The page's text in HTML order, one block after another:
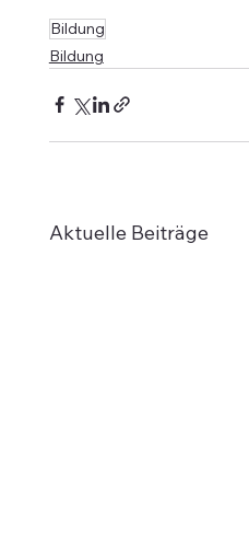
Bildung
Bildung
Aktuelle Beiträge